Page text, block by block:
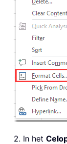
2. In het